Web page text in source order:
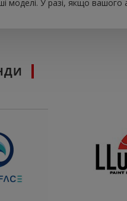
моделі. У разі, якщо